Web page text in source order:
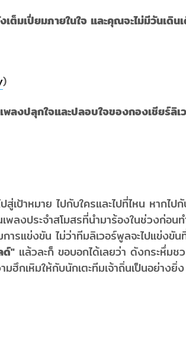
ต็มเปี่ยมภายในใจ และคุณจะไม่มีวันเดิน
)
ลงปลุกใจและปลอบใจของกองเชียร์ลิเ
ป้าหมาย ไปกับใครและไปที่ไหน หากไปกั
พลงประจำสโมสรที่นำมาร้องในช่วงก่อน
ารแข่งขัน ไม่ว่าทีมลิเวอร์พูลจะไปแข่งขั
ด์" แล้วละก็ ขอบอกได้เลยว่า ดังกระหึ่มช
ฮึกเหิมให้กับนักเตะทีมเจ้าถิ่นเป็นอย่างยิ่ง